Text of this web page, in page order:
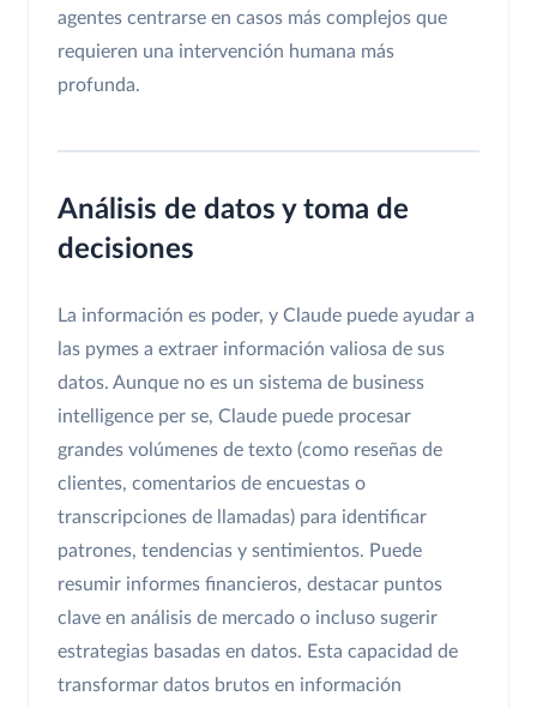
agentes centrarse en casos más complejos que
requieren una intervención humana más
profunda.
Análisis de datos y toma de
decisiones
La información es poder, y Claude puede ayudar a
las pymes a extraer información valiosa de sus
datos. Aunque no es un sistema de business
intelligence per se, Claude puede procesar
grandes volúmenes de texto (como reseñas de
clientes, comentarios de encuestas o
transcripciones de llamadas) para identificar
patrones, tendencias y sentimientos. Puede
resumir informes financieros, destacar puntos
clave en análisis de mercado o incluso sugerir
estrategias basadas en datos. Esta capacidad de
transformar datos brutos en información